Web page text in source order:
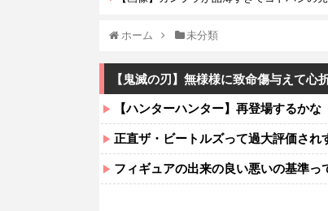
ホーム 未分類
【鬼滅の刃】無様様に致命傷与えて心
【ハンターハンター】再登場するかな
正直ザ・ビートルズって過大評価され
フィギュアの出来の良い悪いの基準っ